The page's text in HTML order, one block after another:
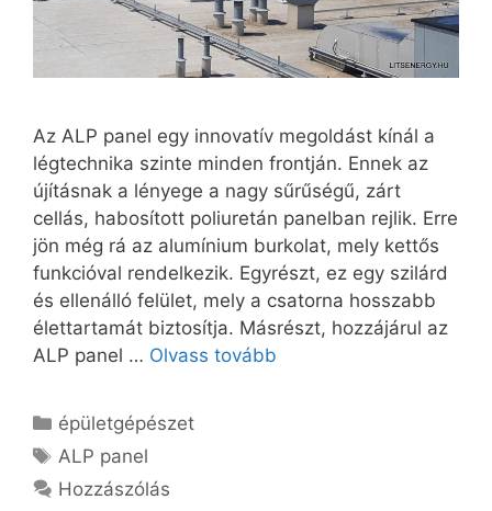
Az ALP panel egy innovatív megoldást kínál a
légtechnika szinte minden frontján. Ennek az
újításnak a lényege a nagy sűrűségű, zárt
cellás, habosított poliuretán panelban rejlik. Erre
jön még rá az alumínium burkolat, mely kettős
funkcióval rendelkezik. Egyrészt, ez egy szilárd
és ellenálló felület, mely a csatorna hosszabb
élettartamát biztosítja. Másrészt, hozzájárul az
ALP panel … Olvass tovább
Kategória
épületgépészet
Címkék
ALP panel
Hozzászólás